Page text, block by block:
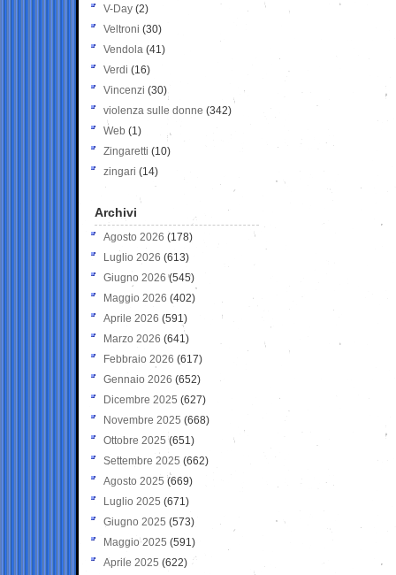
V-Day (2)
Veltroni (30)
Vendola (41)
Verdi (16)
Vincenzi (30)
violenza sulle donne (342)
Web (1)
Zingaretti (10)
zingari (14)
Archivi
Agosto 2026 (178)
Luglio 2026 (613)
Giugno 2026 (545)
Maggio 2026 (402)
Aprile 2026 (591)
Marzo 2026 (641)
Febbraio 2026 (617)
Gennaio 2026 (652)
Dicembre 2025 (627)
Novembre 2025 (668)
Ottobre 2025 (651)
Settembre 2025 (662)
Agosto 2025 (669)
Luglio 2025 (671)
Giugno 2025 (573)
Maggio 2025 (591)
Aprile 2025 (622)